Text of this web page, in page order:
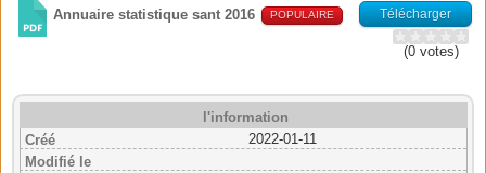
Annuaire statistique sant 2016 POPULAIRE Télécharger
(0 votes)
l'information
Créé
2022-01-11
Modifié le